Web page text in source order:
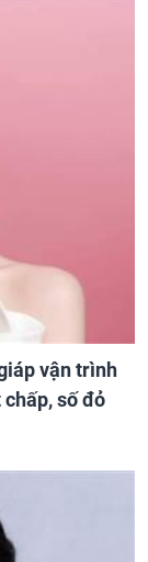
vận trình
số đỏ